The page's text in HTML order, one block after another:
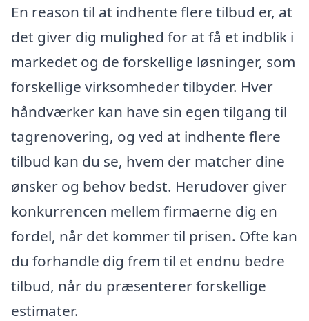
En reason til at indhente flere tilbud er, at
det giver dig mulighed for at få et indblik i
markedet og de forskellige løsninger, som
forskellige virksomheder tilbyder. Hver
håndværker kan have sin egen tilgang til
tagrenovering, og ved at indhente flere
tilbud kan du se, hvem der matcher dine
ønsker og behov bedst. Herudover giver
konkurrencen mellem firmaerne dig en
fordel, når det kommer til prisen. Ofte kan
du forhandle dig frem til et endnu bedre
tilbud, når du præsenterer forskellige
estimater.